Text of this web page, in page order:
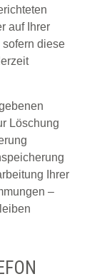
auf Ihrer
sofern diese
Löschung
Ihrer
–